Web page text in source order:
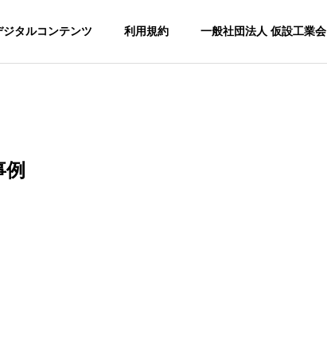
ジタルコンテンツ 利用規約 一般社団法人 仮設工業会